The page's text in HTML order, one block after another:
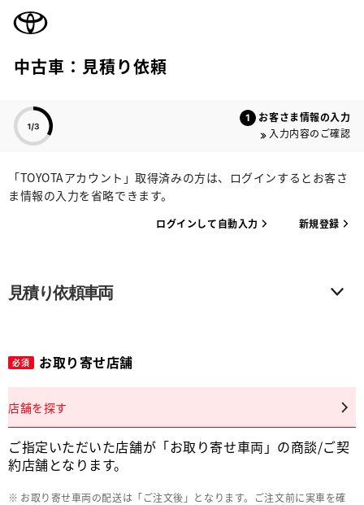
中古車：見積り依頼
お客さま情報の入力
入力内容のご確認
「TOYOTAアカウント」取得済みの方は、ログインするとお客さ
ま情報の入力を省略できます。
ログインして自動入力 新規登録
見積り依頼車両
必須 お取り寄せ店舗
店舗を探す
ご指定いただいた店舗が「お取り寄せ車両」の商談/ご契
約店舗となります。
お取り寄せ車両の配送は「ご注文後」となります。ご注文前に実車を確